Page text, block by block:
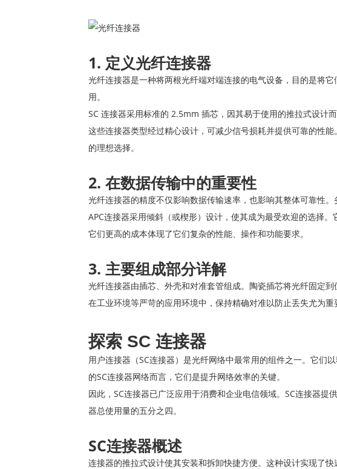
1. 定义光纤连接器
光纤连接器是一种将两根光纤端对端连接的电气设备，目的是将
用。
SC 连接器采用标准的 2.5mm 插芯，因其易于使用的推拉式设计
这些连接器类型经过精心设计，可减少信号损耗并提供可靠的性
的理想选择。
2. 在数据传输中的重要性
光纤连接器的精度不仅影响数据传输速率，也影响其整体可靠性
APC连接器采用倾斜（或楔形）设计，使其成为最受欢迎的选择
它们更高的成本体现了它们复杂的性能、操作和功能要求。
3. 主要组成部分详解
光纤连接器由插芯、外壳和对准套管组成。陶瓷插芯将光纤固定
在工业环境等严苛的应用环境中，保持精确对准以防止丢失尤为重
探索 SC 连接器
用户连接器（SC连接器）是光纤网络中最常用的组件之一。它们
的SC连接器网络而言，它们是提升网络效率的关键。
因此，SC连接器已广泛应用于消费和企业电信领域。SC连接器
器总使用量的五分之四。
SC连接器概述
连接器的推拉式设计使其安装和拆卸快捷方便。这种设计实现了